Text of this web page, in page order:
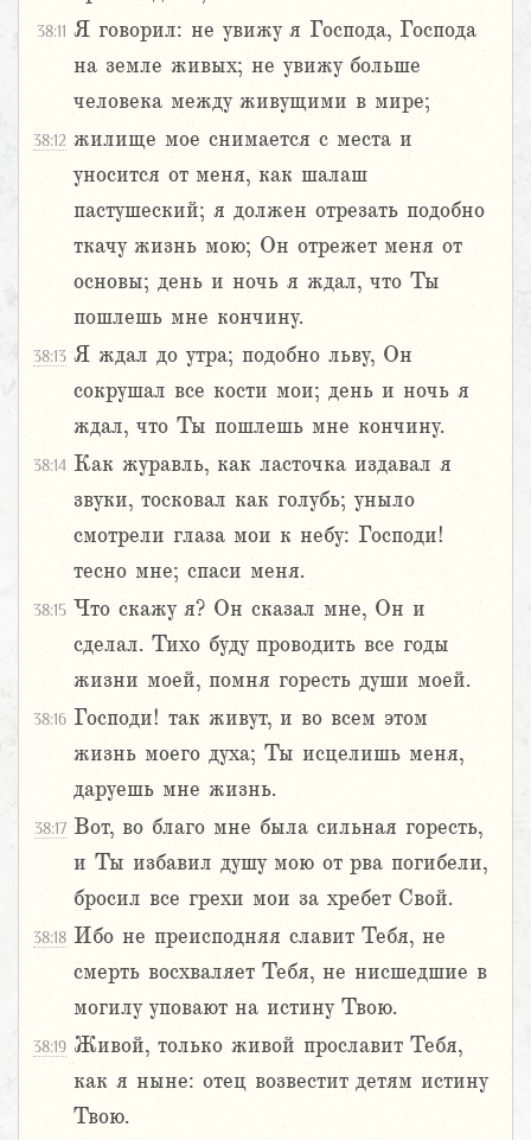
38:11 Я говорил: не увижу я Господа, Господа
на земле живых; не увижу больше
человека между живущими в мире;
38:12 жилище мое снимается с места и
уносится от меня, как шалаш
пастушеский; я должен отрезать подобно
ткачу жизнь мою; Он отрежет меня от
основы; день и ночь я ждал, что Ты
пошлешь мне кончину.
38:13 Я ждал до утра; подобно льву, Он
сокрушал все кости мои; день и ночь я
ждал, что Ты пошлешь мне кончину.
38:14 Как журавль, как ласточка издавал я
звуки, тосковал как голубь; уныло
смотрели глаза мои к небу: Господи!
тесно мне; спаси меня.
38:15 Что скажу я? Он сказал мне, Он и
сделал. Тихо буду проводить все годы
жизни моей, помня горесть души моей.
38:16 Господи! так живут, и во всем этом
жизнь моего духа; Ты исцелишь меня,
даруешь мне жизнь.
38:17 Вот, во благо мне была сильная горесть,
и Ты избавил душу мою от рва погибели,
бросил все грехи мои за хребет Свой.
38:18 Ибо не преисподняя славит Тебя, не
смерть восхваляет Тебя, не нисшедшие в
могилу уповают на истину Твою.
38:19 Живой, только живой прославит Тебя,
как я ныне: отец возвестит детям истину
Твою.